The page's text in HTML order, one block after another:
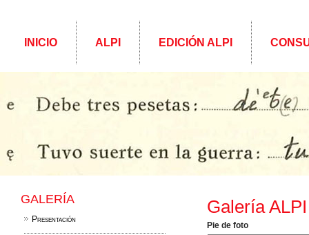
INICIO ALPI EDICIÓN ALPI
GALERÍA
Presentación
Galería ALPI
Pie de foto